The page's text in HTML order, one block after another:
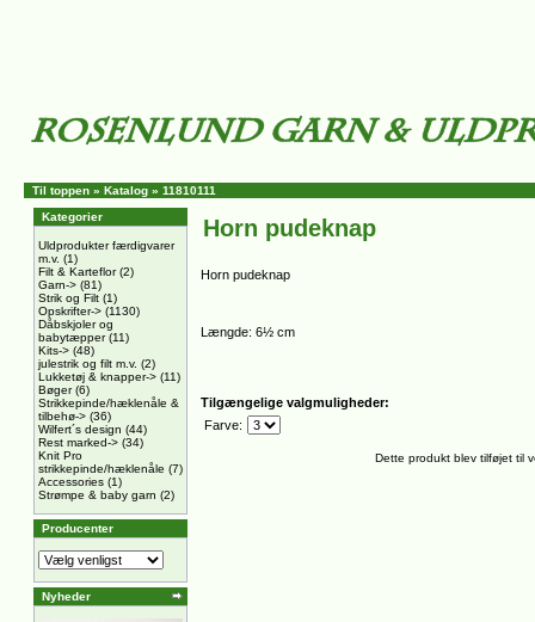
Til toppen » Katalog » 11810111
Kategorier
Uldprodukter færdigvarer
m.v. (1)
Filt & Karteflor(2)
Garn-> (81)
Strik og Filt (1)
Opskrifter-> (1130)
Dåbskjoler og
babytæpper(11)
Kits-> (48)
julestrik og filt m.v. (2)
Lukketøj & knapper-> (11)
Bøger(6)
Strikkepinde/hæklenåle &
tilbehø-> (36)
Wilfert´s design (44)
Rest marked-> (34)
Knit Pro
strikkepinde/hæklenåle (7)
Accessories (1)
Strømpe & baby garn (2)
Producenter
Nyheder
Horn pudeknap
Horn pudeknap
Længde: 6½ cm
Tilgængelige valgmuligheder:
Farve:
Dette produkt blev tilføjet til